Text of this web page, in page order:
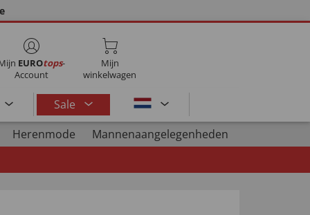
EUROtops-
Account
Mijn
winkelwagen
Sale
Herenmode
Mannenaangelegenheden